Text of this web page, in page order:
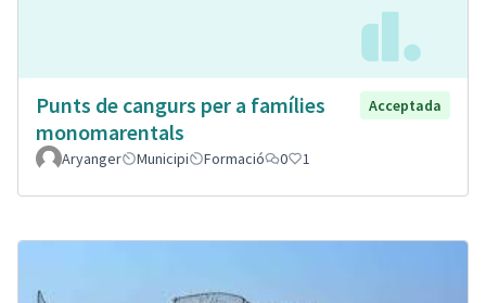
Punts de cangurs per a famílies
monomarentals
Acceptada
Aryanger Municipi Formació 0 1